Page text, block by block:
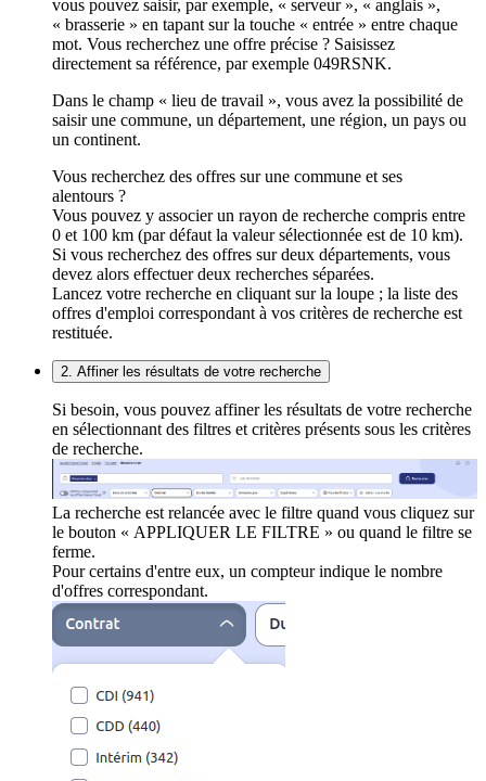
vous pouvez saisir, par exemple, « serveur », « anglais »,
« brasserie » en tapant sur la touche « entrée » entre chaque
mot. Vous recherchez une offre précise ? Saisissez
directement sa référence, par exemple 049RSNK.
Dans le champ « lieu de travail », vous avez la possibilité de
saisir une commune, un département, une région, un pays ou
un continent.
Vous recherchez des offres sur une commune et ses
alentours ?
Vous pouvez y associer un rayon de recherche compris entre
0 et 100 km (par défaut la valeur sélectionnée est de 10 km).
Si vous recherchez des offres sur deux départements, vous
devez alors effectuer deux recherches séparées.
Lancez votre recherche en cliquant sur la loupe ; la liste des
offres d'emploi correspondant à vos critères de recherche est
restituée.
2. Affiner les résultats de votre recherche
Si besoin, vous pouvez affiner les résultats de votre recherche
en sélectionnant des filtres et critères présents sous les critères
de recherche.
La recherche est relancée avec le filtre quand vous cliquez sur
le bouton « APPLIQUER LE FILTRE » ou quand le filtre se
ferme.
Pour certains d'entre eux, un compteur indique le nombre
d'offres correspondant.